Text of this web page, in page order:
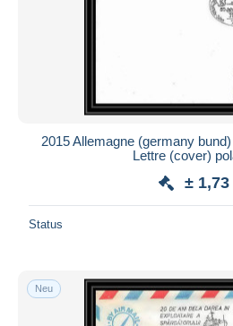
2015 Allemagne (germany
Lettre (cover)
± 1,73
Status
Neu